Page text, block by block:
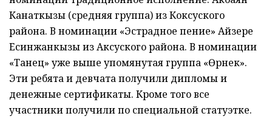
Канаткызы (средняя группа) из Коксуского
района. В номинации «Эстрадное пение» Айзере
Есинжанкызы из Аксуского района. В номинации
«Танец» уже выше упомянутая группа «Өрнек».
Эти ребята и девчата получили дипломы и
денежные сертификаты. Кроме того все
участники получили по специальной статуэтке.